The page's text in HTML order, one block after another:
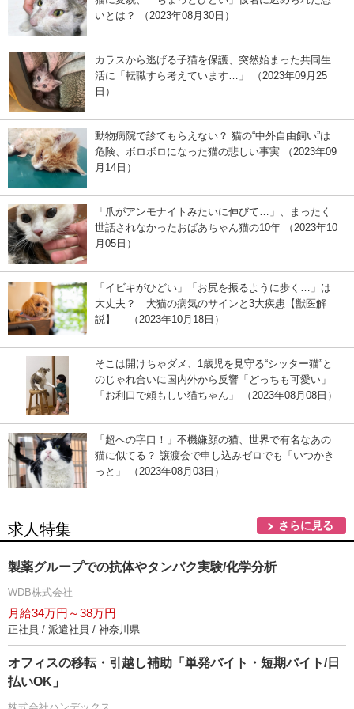
いとは？ （2023年08月30日）
カラスから逃げる子猫を保護、突然始まった共同生
活に「転職すら考えています…」 （2023年09月25
日）
動物病院で診てもらえない？ 猫の“中外自由飼い”は
危険、ボロボロになった猫の悲しい事実 （2023年09
月14日）
「爪がアンモナイトみたいに伸びて…」、まったく
世話されなかったおばあちゃん猫の10年 （2023年10
月05日）
「イビキがひどい」「お尻を振るように歩く…」は
大丈夫？ 犬猫の病気のサインと3大疾患【獣医解
説】 （2023年10月18日）
そこは開けちゃダメ、1歳児を見守る“シッター猫”と
のじゃれ合いに国内外から反響「どっちも可愛い」
「お利口で頼もしい猫ちゃん」 （2023年08月08日）
「超への字口！」不機嫌顔の猫、世界で有名なあの
猫に似てる？ 譲渡会で申し込みゼロでも「いつかき
っと」 （2023年08月03日）
求人特集 さらに見る
製薬グループでの抗体やタンパク実験/化学分析
WDB株式会社
月給34万円～38万円
正社員 / 派遣社員 / 神奈川県
オフィスの移転・引越し補助「単発バイト・短期バイト/日
払いOK」